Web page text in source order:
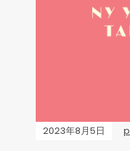
2023年8月5日